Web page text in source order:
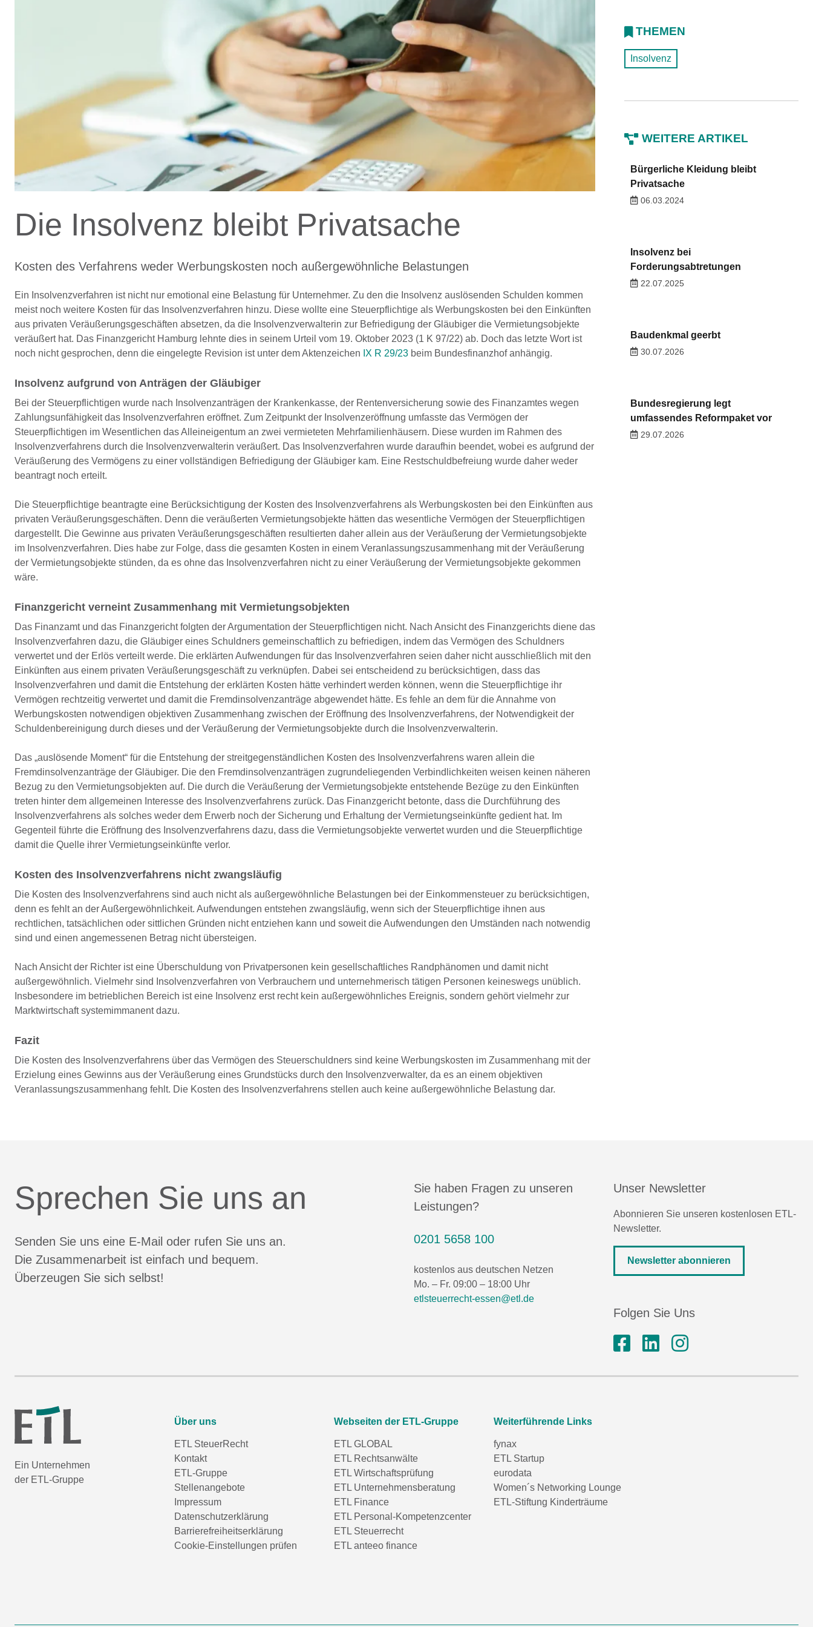
Die Insolvenz bleibt Privatsache
Kosten des Verfahrens weder Werbungskosten noch außergewöhnliche Belastungen
Ein Insolvenzverfahren ist nicht nur emotional eine Belastung für Unternehmer. Zu den die Insolvenz auslösenden Schulden kommen
meist noch weitere Kosten für das Insolvenzverfahren hinzu. Diese wollte eine Steuerpflichtige als Werbungskosten bei den Einkünften
aus privaten Veräußerungsgeschäften absetzen, da die Insolvenzverwalterin zur Befriedigung der Gläubiger die Vermietungsobjekte
veräußert hat. Das Finanzgericht Hamburg lehnte dies in seinem Urteil vom 19. Oktober 2023 (1 K 97/22) ab. Doch das letzte Wort ist
noch nicht gesprochen, denn die eingelegte Revision ist unter dem Aktenzeichen IX R 29/23 beim Bundesfinanzhof anhängig.
Insolvenz aufgrund von Anträgen der Gläubiger
Bei der Steuerpflichtigen wurde nach Insolvenzanträgen der Krankenkasse, der Rentenversicherung sowie des Finanzamtes wegen
Zahlungsunfähigkeit das Insolvenzverfahren eröffnet. Zum Zeitpunkt der Insolvenzeröffnung umfasste das Vermögen der
Steuerpflichtigen im Wesentlichen das Alleineigentum an zwei vermieteten Mehrfamilienhäusern. Diese wurden im Rahmen des
Insolvenzverfahrens durch die Insolvenzverwalterin veräußert. Das Insolvenzverfahren wurde daraufhin beendet, wobei es aufgrund der
Veräußerung des Vermögens zu einer vollständigen Befriedigung der Gläubiger kam. Eine Restschuldbefreiung wurde daher weder
beantragt noch erteilt.
Die Steuerpflichtige beantragte eine Berücksichtigung der Kosten des Insolvenzverfahrens als Werbungskosten bei den Einkünften aus
privaten Veräußerungsgeschäften. Denn die veräußerten Vermietungsobjekte hätten das wesentliche Vermögen der Steuerpflichtigen
dargestellt. Die Gewinne aus privaten Veräußerungsgeschäften resultierten daher allein aus der Veräußerung der Vermietungsobjekte
im Insolvenzverfahren. Dies habe zur Folge, dass die gesamten Kosten in einem Veranlassungszusammenhang mit der Veräußerung
der Vermietungsobjekte stünden, da es ohne das Insolvenzverfahren nicht zu einer Veräußerung der Vermietungsobjekte gekommen
wäre.
Finanzgericht verneint Zusammenhang mit Vermietungsobjekten
Das Finanzamt und das Finanzgericht folgten der Argumentation der Steuerpflichtigen nicht. Nach Ansicht des Finanzgerichts diene das
Insolvenzverfahren dazu, die Gläubiger eines Schuldners gemeinschaftlich zu befriedigen, indem das Vermögen des Schuldners
verwertet und der Erlös verteilt werde. Die erklärten Aufwendungen für das Insolvenzverfahren seien daher nicht ausschließlich mit den
Einkünften aus einem privaten Veräußerungsgeschäft zu verknüpfen. Dabei sei entscheidend zu berücksichtigen, dass das
Insolvenzverfahren und damit die Entstehung der erklärten Kosten hätte verhindert werden können, wenn die Steuerpflichtige ihr
Vermögen rechtzeitig verwertet und damit die Fremdinsolvenzanträge abgewendet hätte. Es fehle an dem für die Annahme von
Werbungskosten notwendigen objektiven Zusammenhang zwischen der Eröffnung des Insolvenzverfahrens, der Notwendigkeit der
Schuldenbereinigung durch dieses und der Veräußerung der Vermietungsobjekte durch die Insolvenzverwalterin.
Das „auslösende Moment“ für die Entstehung der streitgegenständlichen Kosten des Insolvenzverfahrens waren allein die
Fremdinsolvenzanträge der Gläubiger. Die den Fremdinsolvenzanträgen zugrundeliegenden Verbindlichkeiten weisen keinen näheren
Bezug zu den Vermietungsobjekten auf. Die durch die Veräußerung der Vermietungsobjekte entstehende Bezüge zu den Einkünften
treten hinter dem allgemeinen Interesse des Insolvenzverfahrens zurück. Das Finanzgericht betonte, dass die Durchführung des
Insolvenzverfahrens als solches weder dem Erwerb noch der Sicherung und Erhaltung der Vermietungseinkünfte gedient hat. Im
Gegenteil führte die Eröffnung des Insolvenzverfahrens dazu, dass die Vermietungsobjekte verwertet wurden und die Steuerpflichtige
damit die Quelle ihrer Vermietungseinkünfte verlor.
Kosten des Insolvenzverfahrens nicht zwangsläufig
Die Kosten des Insolvenzverfahrens sind auch nicht als außergewöhnliche Belastungen bei der Einkommensteuer zu berücksichtigen,
denn es fehlt an der Außergewöhnlichkeit. Aufwendungen entstehen zwangsläufig, wenn sich der Steuerpflichtige ihnen aus
rechtlichen, tatsächlichen oder sittlichen Gründen nicht entziehen kann und soweit die Aufwendungen den Umständen nach notwendig
sind und einen angemessenen Betrag nicht übersteigen.
Nach Ansicht der Richter ist eine Überschuldung von Privatpersonen kein gesellschaftliches Randphänomen und damit nicht
außergewöhnlich. Vielmehr sind Insolvenzverfahren von Verbrauchern und unternehmerisch tätigen Personen keineswegs unüblich.
Insbesondere im betrieblichen Bereich ist eine Insolvenz erst recht kein außergewöhnliches Ereignis, sondern gehört vielmehr zur
Marktwirtschaft systemimmanent dazu.
Fazit
Die Kosten des Insolvenzverfahrens über das Vermögen des Steuerschuldners sind keine Werbungskosten im Zusammenhang mit der
Erzielung eines Gewinns aus der Veräußerung eines Grundstücks durch den Insolvenzverwalter, da es an einem objektiven
Veranlassungszusammenhang fehlt. Die Kosten des Insolvenzverfahrens stellen auch keine außergewöhnliche Belastung dar.
THEMEN
Insolvenz
WEITERE ARTIKEL
Bürgerliche Kleidung bleibt
Privatsache
06.03.2024
Insolvenz bei
Forderungsabtretungen
22.07.2025
Baudenkmal geerbt
30.07.2026
Bundesregierung legt
umfassendes Reformpaket vor
29.07.2026
Sprechen Sie uns an
Senden Sie uns eine E-Mail oder rufen Sie uns an.
Die Zusammenarbeit ist einfach und bequem.
Überzeugen Sie sich selbst!
Sie haben Fragen zu unseren
Leistungen?
0201 5658 100
kostenlos aus deutschen Netzen
Mo. – Fr. 09:00 – 18:00 Uhr
etlsteuerrecht-essen@etl.de
Unser Newsletter
Abonnieren Sie unseren kostenlosen ETL-
Newsletter.
Newsletter abonnieren
Folgen Sie Uns
Ein Unternehmen
der ETL-Gruppe
Über uns
ETL SteuerRecht
Kontakt
ETL-Gruppe
Stellenangebote
Impressum
Datenschutzerklärung
Barrierefreiheitserklärung
Cookie-Einstellungen prüfen
Webseiten der ETL-Gruppe
ETL GLOBAL
ETL Rechtsanwälte
ETL Wirtschaftsprüfung
ETL Unternehmensberatung
ETL Finance
ETL Personal-Kompetenzcenter
ETL Steuerrecht
ETL anteeo finance
Weiterführende Links
fynax
ETL Startup
eurodata
Women´s Networking Lounge
ETL-Stiftung Kinderträume